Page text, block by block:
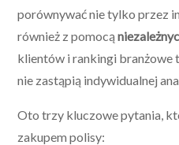
porównywać nie tylko przez
również z pomocą
klientów i rankingi branżowe
nie zastąpią indywidualnej
Oto trzy kluczowe pytania,
zakupem polisy: